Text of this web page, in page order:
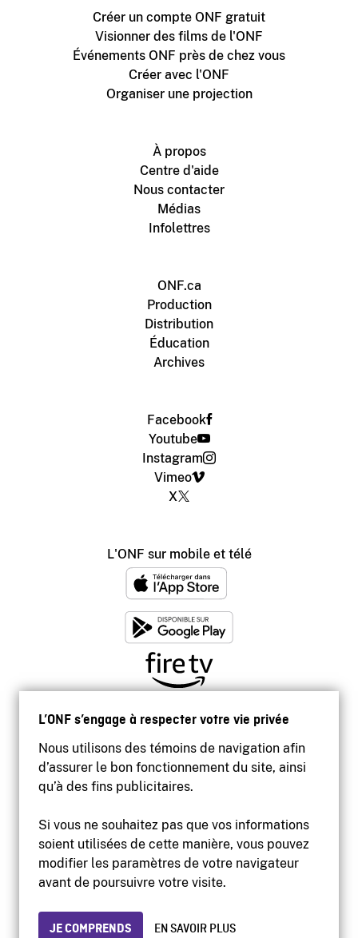
L’ONF s’engage à respecter votre vie privée
Nous utilisons des témoins de navigation afin
d’assurer le bon fonctionnement du site, ainsi
qu’à des fins publicitaires.
Si vous ne souhaitez pas que vos informations
soient utilisées de cette manière, vous pouvez
modifier les paramètres de votre navigateur
avant de poursuivre votre visite.
JE COMPRENDS EN SAVOIR PLUS
Créer un compte ONF gratuit
Visionner des films de l'ONF
Événements ONF près de chez vous
Créer avec l'ONF
Organiser une projection
À propos
Centre d'aide
Nous contacter
Médias
Infolettres
ONF.ca
Production
Distribution
Éducation
Archives
Facebook
Youtube
Instagram
Vimeo
X
L'ONF sur mobile et télé
Accessibilité
Site institutionnel
Protection des renseignements personnels